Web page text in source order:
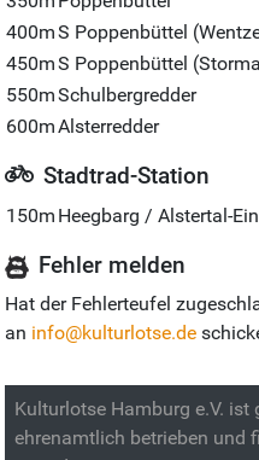
400mS Poppenbüttel
450mS Poppenbüttel
550mSchulbergredder
600mAlsterredder
Stadtrad-Station
150m Heegbarg / Alstertal-
Fehler melden
Hat der Fehlerteufel
an info@kulturlotse.de
Kulturlotse Hamburg e.V. ist
ehrenamtlich betrieben und